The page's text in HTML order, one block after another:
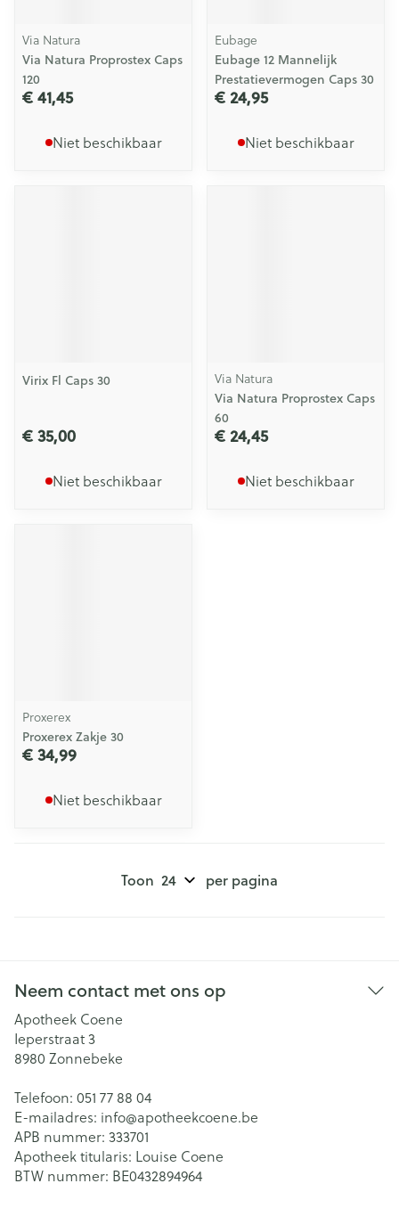
Via Natura
Via Natura Proprostex Caps
120
€ 41,45
Niet beschikbaar
Eubage
Eubage 12 Mannelijk
Prestatievermogen Caps 30
€ 24,95
Niet beschikbaar
Virix Fl Caps 30
€ 35,00
Niet beschikbaar
Via Natura
Via Natura Proprostex Caps
60
€ 24,45
Niet beschikbaar
Proxerex
Proxerex Zakje 30
€ 34,99
Niet beschikbaar
Toon per pagina
Neem contact met ons op
Apotheek Coene
Ieperstraat 3
8980 Zonnebeke
Telefoon: 051 77 88 04
E-mailadres: info@apotheekcoene.be
APB nummer: 333701
Apotheek titularis: Louise Coene
BTW nummer: BE0432894964